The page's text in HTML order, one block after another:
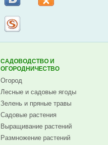
САДОВОДСТВО И
ОГОРОДНИЧЕСТВО
Огород
Лесные и садовые ягоды
Зелень и пряные травы
Садовые растения
Выращивание растений